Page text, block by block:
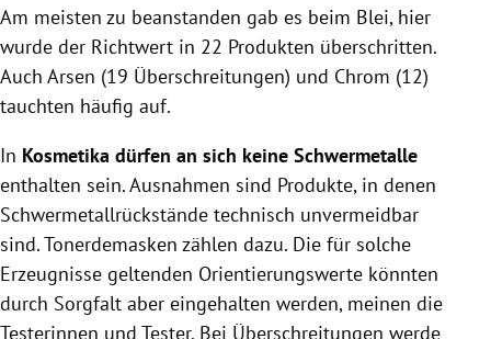
Am meisten zu beanstanden gab es beim Blei, hier
wurde der Richtwert in 22 Produkten überschritten.
Auch Arsen (19 Überschreitungen) und Chrom (12)
tauchten häufig auf.
In Kosmetika dürfen an sich keine Schwermetalle
enthalten sein. Ausnahmen sind Produkte, in denen
Schwermetallrückstände technisch unvermeidbar
sind. Tonerdemasken zählen dazu. Die für solche
Erzeugnisse geltenden Orientierungswerte könnten
durch Sorgfalt aber eingehalten werden, meinen die
Testerinnen und Tester. Bei Überschreitungen werde